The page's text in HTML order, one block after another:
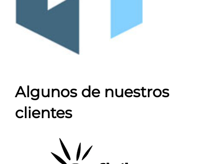
Algunos de nuestros
clientes